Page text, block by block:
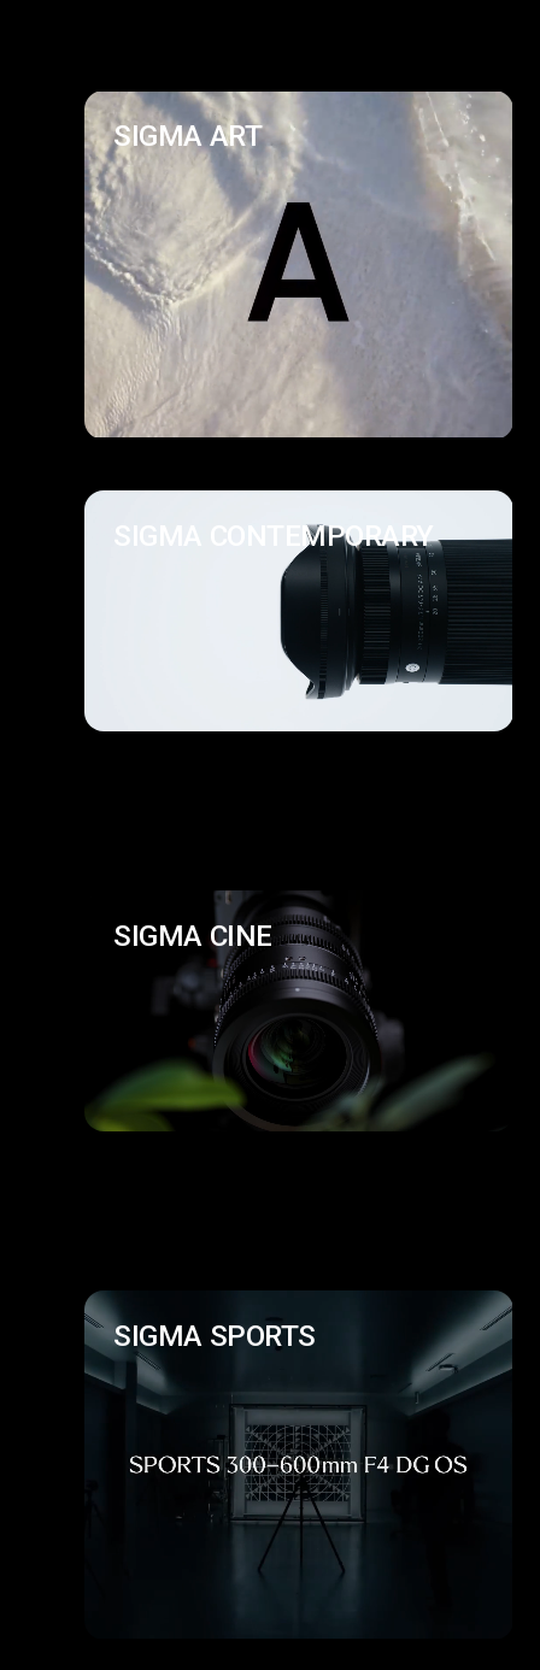
SIGMA ART
SIGMA CONTEMPORARY
SIGMA CINE
SIGMA SPORTS